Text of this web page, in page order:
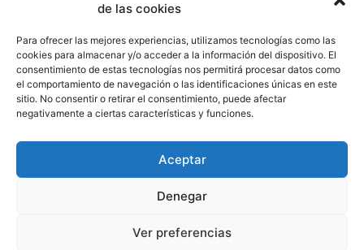
de las cookies
Para ofrecer las mejores experiencias, utilizamos tecnologías como las
cookies para almacenar y/o acceder a la información del dispositivo. El
consentimiento de estas tecnologías nos permitirá procesar datos como
el comportamiento de navegación o las identificaciones únicas en este
sitio. No consentir o retirar el consentimiento, puede afectar
negativamente a ciertas características y funciones.
Aceptar
Denegar
Ver preferencias
CONTACTA CON NOSOTROS